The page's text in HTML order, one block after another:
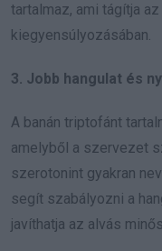
tartalmaz, ami tágítja
kiegyensúlyozásában.
3. Jobb hangulat és
A banán triptofánt
amelyből a szervezet
szerotonint gyakran
segít szabályozni a
javíthatja az alvás